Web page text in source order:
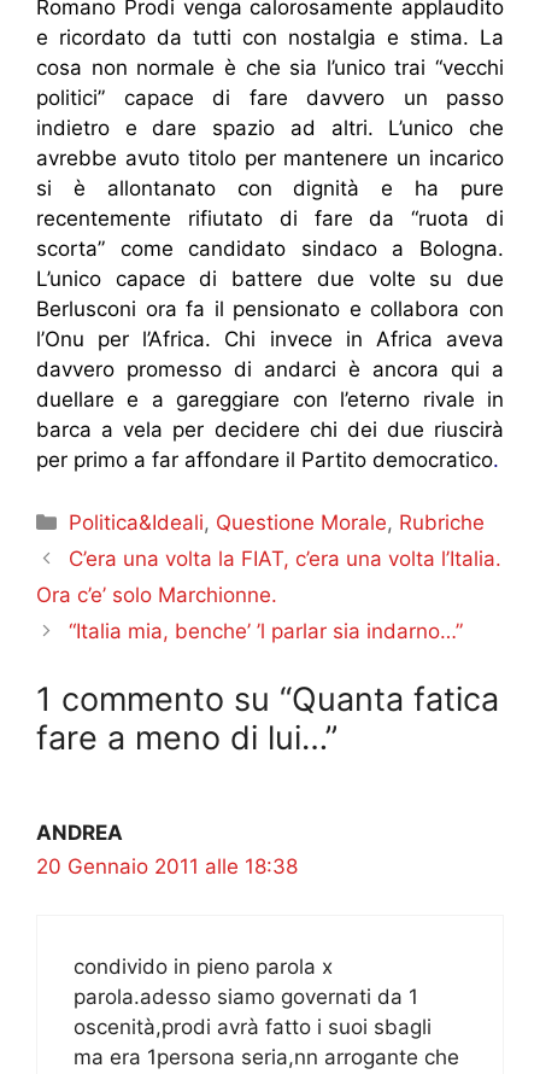
Romano Prodi venga calorosamente applaudito
e ricordato da tutti con nostalgia e stima. La
cosa non normale è che sia l’unico trai “vecchi
politici” capace di fare davvero un passo
indietro e dare spazio ad altri. L’unico che
avrebbe avuto titolo per mantenere un incarico
si è allontanato con dignità e ha pure
recentemente rifiutato di fare da “ruota di
scorta” come candidato sindaco a Bologna.
L’unico capace di battere due volte su due
Berlusconi ora fa il pensionato e collabora con
l’Onu per l’Africa. Chi invece in Africa aveva
davvero promesso di andarci è ancora qui a
duellare e a gareggiare con l’eterno rivale in
barca a vela per decidere chi dei due riuscirà
per primo a far affondare il Partito democratico.
Categorie
Politica&Ideali, Questione Morale, Rubriche
C’era una volta la FIAT, c’era una volta l’Italia.
Ora c’e’ solo Marchionne.
“Italia mia, benche’ ’l parlar sia indarno…”
1 commento su “Quanta fatica
fare a meno di lui…”
ANDREA
20 Gennaio 2011 alle 18:38
condivido in pieno parola x
parola.adesso siamo governati da 1
oscenità,prodi avrà fatto i suoi sbagli
ma era 1persona seria,nn arrogante che